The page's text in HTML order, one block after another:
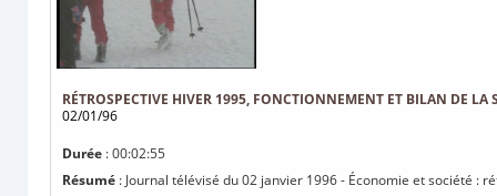
RÉTROSPECTIVE HIVER 1995, FONCTIONNEMENT ET BILAN DE
02/01/96
Durée : 00:02:55
Résumé : Journal télévisé du 02 janvier 1996 - Économie et société :